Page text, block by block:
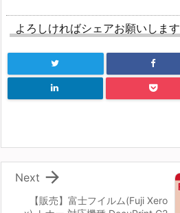
よろしければシェアお願いします
【販売】富士フイルム(Fuji Xero

Next